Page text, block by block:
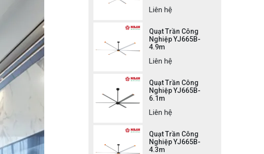
Liên hệ
Quạt Trần Công
Nghiệp YJ665B-
4.9m
Liên hệ
Quạt Trần Công
Nghiệp YJ665B-
6.1m
Liên hệ
Quạt Trần Công
Nghiệp YJ665B-
4.3m